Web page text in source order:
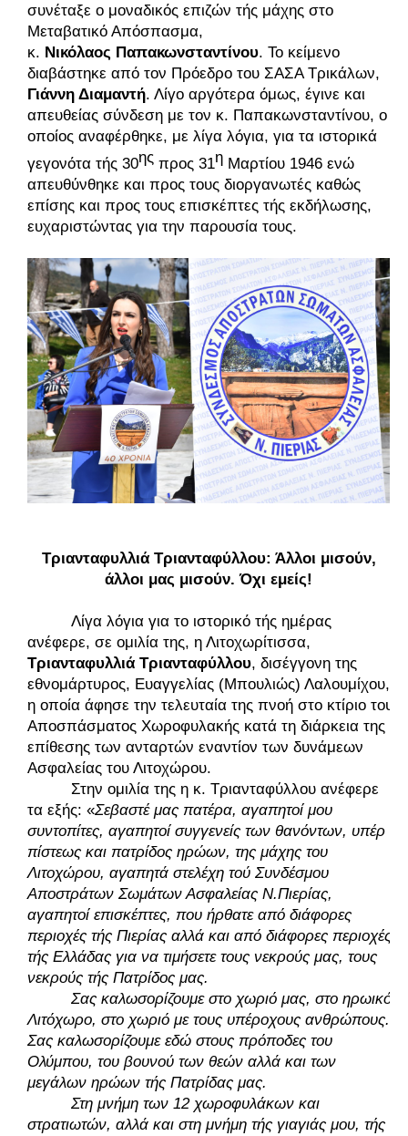
συνέταξε ο μοναδικός επιζών τής μάχης στο
Μεταβατικό Απόσπασμα,
κ. Νικόλαος Παπακωνσταντίνου. Το κείμενο
Γιάννη Διαμαντή. Λίγο αργότερα όμως, έγινε και
απευθείας σύνδεση με τον κ. Παπακωνσταντίνου, ο
οποίος αναφέρθηκε, με λίγα λόγια, για τα ιστορικά
γεγονότα τής 30ης προς 31η Μαρτίου 1946 ενώ
απευθύνθηκε και προς τους διοργανωτές καθώς
επίσης και προς τους επισκέπτες τής εκδήλωσης,
ευχαριστώντας για την παρουσία τους.
Τριανταφυλλιά Τριανταφύλλου: Άλλοι μισούν,
άλλοι μας μισούν. Όχι εμείς!
Λίγα λόγια για το ιστορικό τής ημέρας
Τριανταφυλλιά Τριανταφύλλου, δισέγγονη της
εθνομάρτυρος, Ευαγγελίας (Μπουλιώς) Λαλουμίχου,
η οποία άφησε την τελευταία της πνοή στο κτίριο του
Αποσπάσματος Χωροφυλακής κατά τη διάρκεια της
επίθεσης των ανταρτών εναντίον των δυνάμεων
Ασφαλείας του Λιτοχώρου.
Στην ομιλία της η κ. Τριανταφύλλου ανέφερε
τα εξής: «Σεβαστέ μας πατέρα, αγαπητοί μου
συντοπίτες, αγαπητοί συγγενείς των θανόντων, υπέρ
πίστεως και πατρίδος ηρώων, της μάχης του
Λιτοχώρου, αγαπητά στελέχη τού Συνδέσμου
Αποστράτων Σωμάτων Ασφαλείας Ν.Πιερίας,
αγαπητοί επισκέπτες, που ήρθατε από διάφορες
περιοχές τής Πιερίας αλλά και από διάφορες περιοχές
τής Ελλάδας για να τιμήσετε τους νεκρούς μας, τους
νεκρούς τής Πατρίδος μας.
Σας καλωσορίζουμε στο χωριό μας, στο ηρωικό
Λιτόχωρο, στο χωριό με τους υπέροχους ανθρώπους.
Σας καλωσορίζουμε εδώ στους πρόποδες του
Ολύμπου, του βουνού των θεών αλλά και των
μεγάλων ηρώων τής Πατρίδας μας.
Στη μνήμη των 12 χωροφυλάκων και
στρατιωτών, αλλά και στη μνήμη τής γιαγιάς μου, τής